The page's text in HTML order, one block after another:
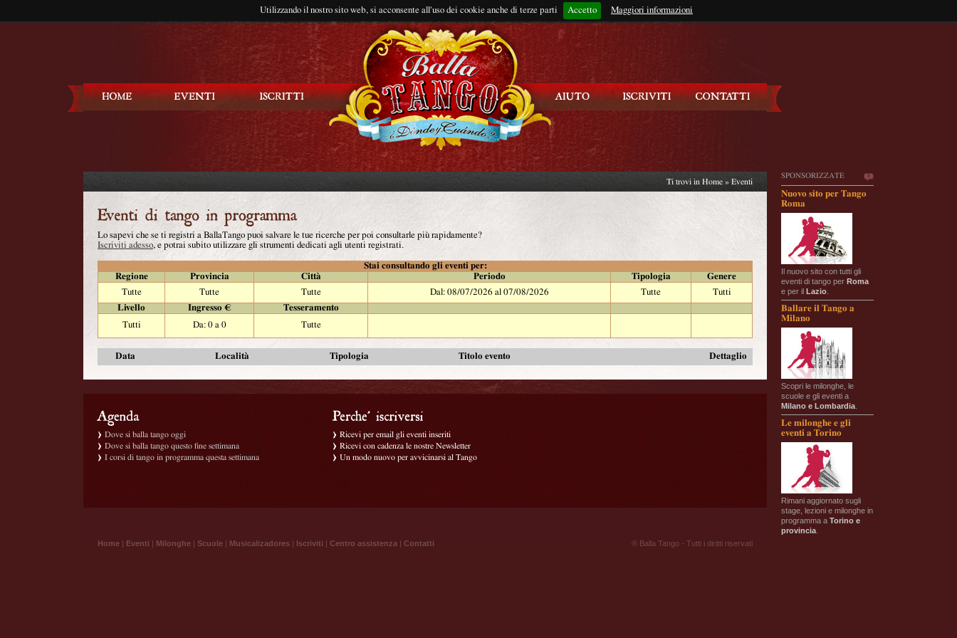
Utilizzando il nostro sito web, si acconsente all'uso dei cookie anche di terze parti Accetto Maggiori informazioni
Rimani connesso?
SPONSORIZZATE
Nuovo sito per Tango
Roma
Il nuovo sito con tutti gli
eventi di tango per Roma
e per il Lazio
Ballare il Tango a
Milano
Scopri le milonghe, le
scuole e gli eventi a
Milano e Lombardia
Le milonghe e gli
eventi a Torino
Rimani aggiornato sugli
stage, lezioni e milonghe in
programma a Torino e
provincia
Ti trovi in Home » Eventi
Lo sapevi che se ti registri a BallaTango puoi salvare le tue ricerche per poi consultarle più rapidamente?
Iscriviti adesso, e potrai subito utilizzare gli strumenti dedicati agli utenti registrati.
Stai consultando gli eventi per:
Regione
Provincia Città Periodo Tipologia
Genere
Tutte
Tutte Tutte Dal: 08/07/2026 al 07/08/2026 Tutte
Tutti
Livello
Ingresso €
Tesseramento
Tutti
Da: 0 a 0 Tutte
Data Località Tipologia Titolo evento Dettaglio
Dove si balla tango oggi
Dove si balla tango questo fine settimana
I corsi di tango in programma questa settimana
Ricevi per email gli eventi inseriti
Ricevi con cadenza le nostre Newsletter
Un modo nuovo per avvicinarsi al Tango
Home | Eventi | Milonghe | Scuole | Musicalizadores | Iscriviti | Centro assistenza | Contatti ® Balla Tango - Tutti i diritti riservati